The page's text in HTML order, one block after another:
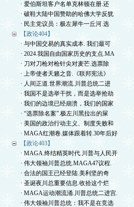
· 爱伯斯坦客户名单克林顿在册.还
· 破鞋大陆中国赞助的哈佛大学反犹
· 民主党议员：极左犀牛一丘河.选
【政论404】
· 与中国交易的真实成本. 我们最可
· 2024.我国自由国家历史的支点.MA
· 刀对刀枪对枪针尖对麦芒.选票除
· 上帝使者天籁之音.《联邦宪法》
· 人间正道.世界潮流.川普总统二进
· 我国不是选举干扰，而是选举抢劫
· 我们的边境已经崩溃，我们的国家
· “选票除名案”.极左川黑拉出的屎
· 美国的政治行动主义、制度失败和
· MAGA红潮卷.媒体跟着转.30年后好
【政论403】
· MAGA.终结精英时代.川普与人民开
· 伟大领袖川普总统.MAGA47议程.
· 合法的国王已经登陆.美利坚的奇
· 圣诞夜川总重要信息.收拾这个烂
· MAGA运动潮流涌.川普总统二进宫.
· 伟大领袖川普总统：我不是在竞选